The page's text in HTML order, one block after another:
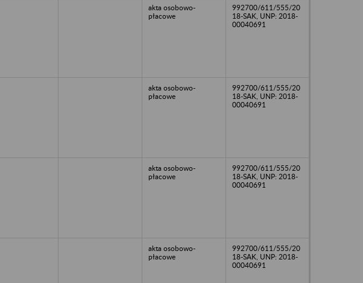
akta osobowo-
płacowe
992700/611/555/20
18-SAK, UNP: 2018-
00040691
akta osobowo-
płacowe
992700/611/555/20
18-SAK, UNP: 2018-
00040691
akta osobowo-
płacowe
992700/611/555/20
18-SAK, UNP: 2018-
00040691
akta osobowo-
płacowe
992700/611/555/20
18-SAK, UNP: 2018-
00040691